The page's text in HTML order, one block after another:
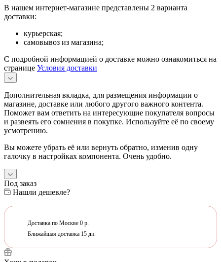
В нашем интернет-магазине представлены 2 варианта
доставки:
курьерская;
самовывоз из магазина;
С подробной информацией о доставке можно ознакомиться на
странице Условия доставки
Дополнительная вкладка, для размещения информации о
магазине, доставке или любого другого важного контента.
Поможет вам ответить на интересующие покупателя вопросы
и развеять его сомнения в покупке. Используйте её по своему
усмотрению.
Вы можете убрать её или вернуть обратно, изменив одну
галочку в настройках компонента. Очень удобно.
Под заказ
Нашли дешевле?
Доставка по Москве 0 р.
Ближайшая доставка 15 дн.